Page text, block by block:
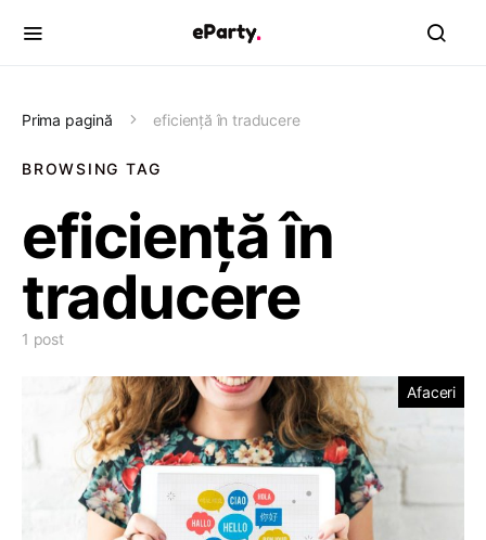
Prima pagină eficiență în traducere
BROWSING TAG
eficiență în
traducere
1 post
Afaceri